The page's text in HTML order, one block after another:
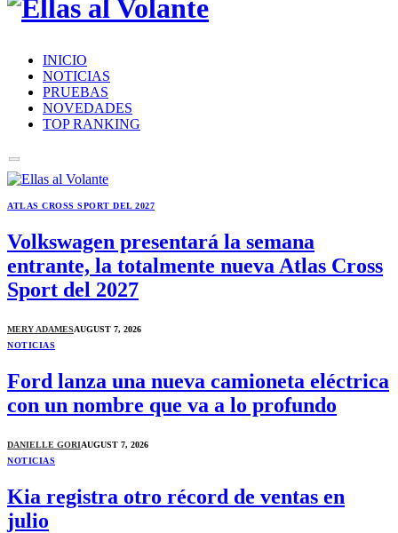
INICIO
NOTICIAS
PRUEBAS
NOVEDADES
TOP RANKING
ATLAS CROSS SPORT DEL 2027
Volkswagen presentará la semana
entrante, la totalmente nueva Atlas Cross
Sport del 2027
MERY ADAMESAUGUST 7, 2026
NOTICIAS
Ford lanza una nueva camioneta eléctrica
con un nombre que va a lo profundo
DANIELLE GORIAUGUST 7, 2026
NOTICIAS
Kia registra otro récord de ventas en
julio